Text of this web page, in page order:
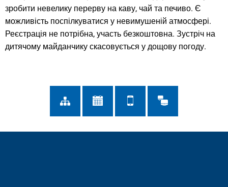
зробити невелику перерву на каву, чай та печиво. Є
можливість поспілкуватися у невимушеній атмосфері.
Реєстрація не потрібна, участь безкоштовна. Зустріч на
дитячому майданчику скасовується у дощову погоду.